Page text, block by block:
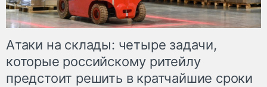
Атаки на склады: четыре задачи,
которые российскому ритейлу
предстоит решить в кратчайшие сроки